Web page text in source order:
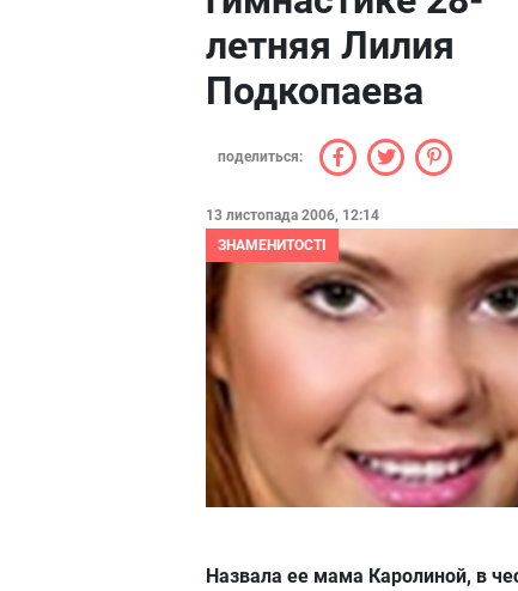
летняя Лилия
Подкопаева
поделиться:
13 листопада 2006, 12:14
ЗНАМЕНИТОСТІ
Назвала ее мама Каролиной, в